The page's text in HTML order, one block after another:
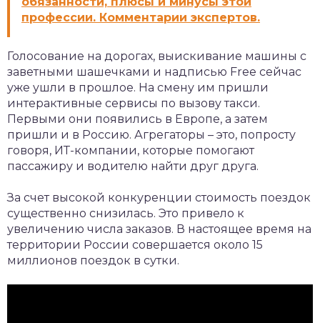
профессии. Комментарии экспертов.
Голосование на дорогах, выискивание машины с
заветными шашечками и надписью Free сейчас
уже ушли в прошлое. На смену им пришли
интерактивные сервисы по вызову такси.
Первыми они появились в Европе, а затем
пришли и в Россию. Агрегаторы – это, попросту
говоря, ИТ-компании, которые помогают
пассажиру и водителю найти друг друга.
За счет высокой конкуренции стоимость поездок
существенно снизилась. Это привело к
увеличению числа заказов. В настоящее время на
территории России совершается около 15
миллионов поездок в сутки.